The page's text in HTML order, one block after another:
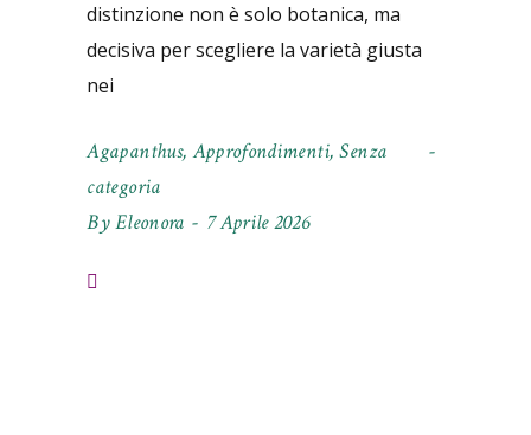
distinzione non è solo botanica, ma
decisiva per scegliere la varietà giusta
nei
Agapanthus,Approfondimenti,Senza
categoria
ByEleonora 7 Aprile 2026